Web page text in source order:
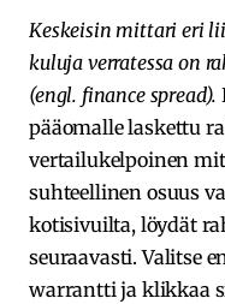
Keskeisin mittari eri
kuluja verratessa on
(engl. finance spread).
pääomalle laskettu
vertailukelpoinen
suhteellinen osuus
kotisivuilta, löydät
seuraavasti. Valitse
warrantti ja klikkaa